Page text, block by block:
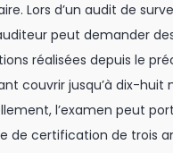
Lors d’un audit de
peut demander
réalisées depuis le
couvrir jusqu’à dix-huit
l’examen peut
de certification de trois